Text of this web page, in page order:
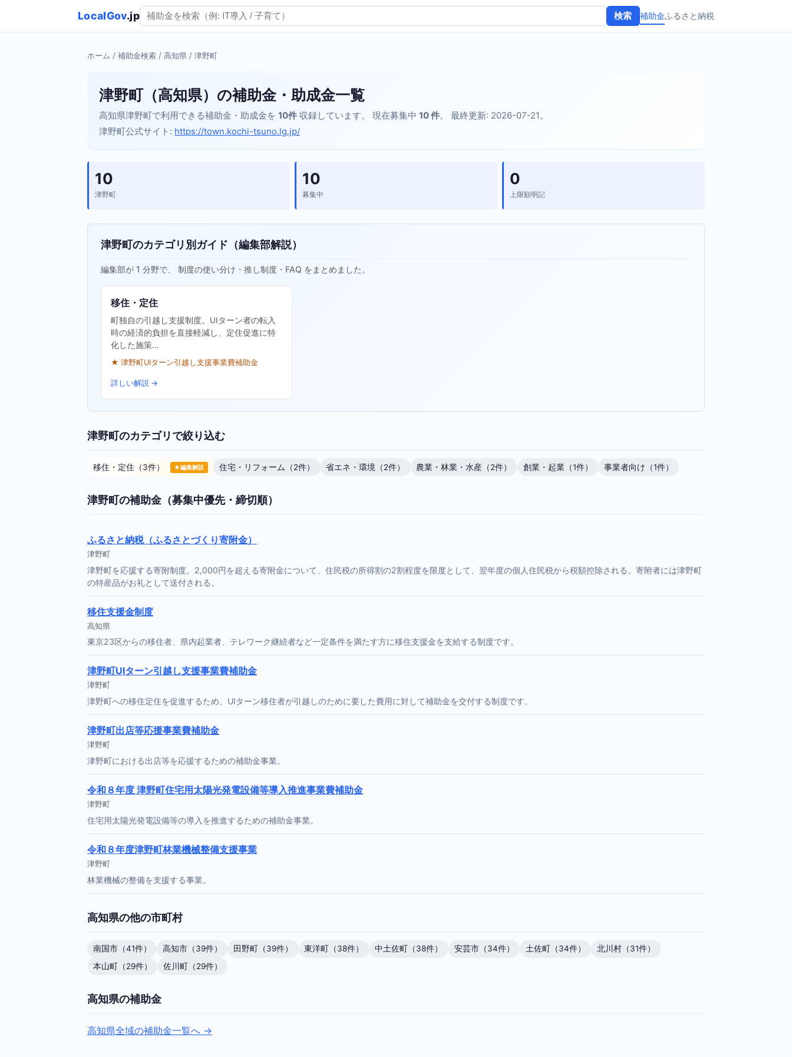
LocalGov.jp 検索 補助金ふるさと納税
ホーム / 補助金検索 / 高知県 / 津野町
津野町（高知県）の補助金・助成金一覧
高知県津野町で利用できる補助金・助成金を 10件 収録しています。 現在募集中 10 件。 最終更新: 2026-07-21。
津野町公式サイト: https://town.kochi-tsuno.lg.jp/
10
津野町
10
募集中
0
上限額明記
津野町のカテゴリ別ガイド（編集部解説）
編集部が 1 分野で、 制度の使い分け・推し制度・FAQ をまとめました。
移住・定住
町独自の引越し支援制度。UIターン者の転入
時の経済的負担を直接軽減し、定住促進に特
化した施策…
★ 津野町UIターン引越し支援事業費補助金
詳しい解説 →
津野町のカテゴリで絞り込む
移住・定住（3件） ★編集解説 住宅・リフォーム（2件） 省エネ・環境（2件） 農業・林業・水産（2件） 創業・起業（1件） 事業者向け（1件）
津野町の補助金（募集中優先・締切順）
ふるさと納税（ふるさとづくり寄附金）
津野町
津野町を応援する寄附制度。2,000円を超える寄附金について、住民税の所得割の2割程度を限度として、翌年度の個人住民税から税額控除される。寄附者には津野町
の特産品がお礼として送付される。
移住支援金制度
高知県
東京23区からの移住者、県内起業者、テレワーク継続者など一定条件を満たす方に移住支援金を支給する制度です。
津野町UIターン引越し支援事業費補助金
津野町
津野町への移住定住を促進するため、UIターン移住者が引越しのために要した費用に対して補助金を交付する制度です。
津野町出店等応援事業費補助金
津野町
津野町における出店等を応援するための補助金事業。
令和８年度 津野町住宅用太陽光発電設備等導入推進事業費補助金
津野町
住宅用太陽光発電設備等の導入を推進するための補助金事業。
令和８年度津野町林業機械整備支援事業
津野町
林業機械の整備を支援する事業。
高知県の他の市町村
南国市（41件） 高知市（39件） 田野町（39件） 東洋町（38件） 中土佐町（38件） 安芸市（34件） 土佐町（34件）
北川村（31件）
本山町（29件）
佐川町（29件）
高知県の補助金
高知県全域の補助金一覧へ →